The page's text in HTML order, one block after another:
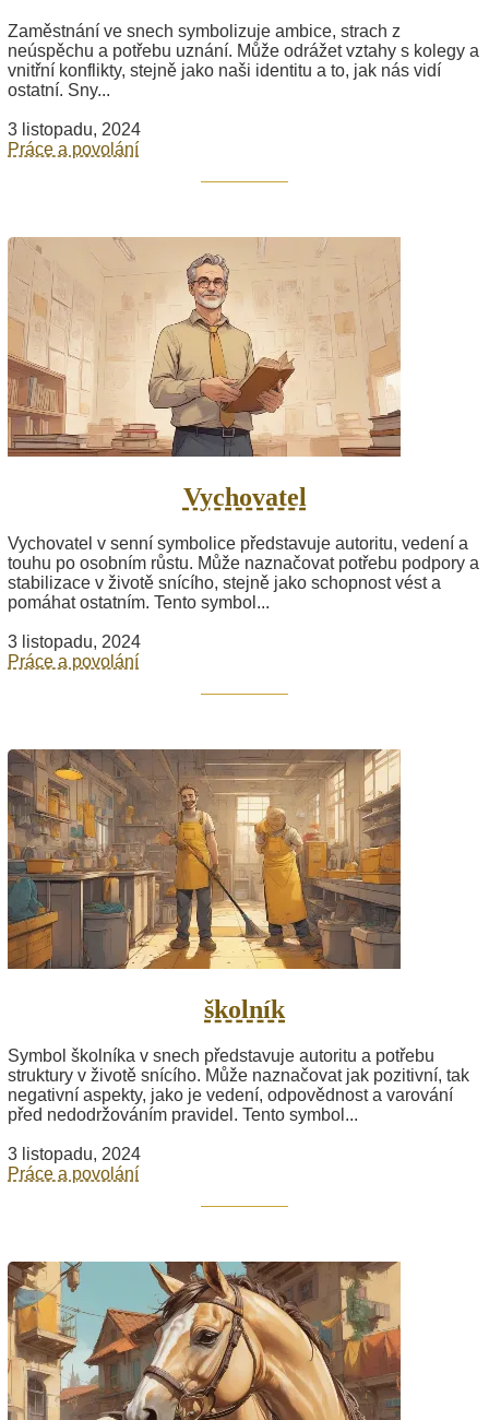
Zaměstnání ve snech symbolizuje ambice, strach z
neúspěchu a potřebu uznání. Může odrážet vztahy s kolegy a
vnitřní konflikty, stejně jako naši identitu a to, jak nás vidí
ostatní. Sny...
3 listopadu, 2024
Práce a povolání
Vychovatel
Vychovatel v senní symbolice představuje autoritu, vedení a
touhu po osobním růstu. Může naznačovat potřebu podpory a
stabilizace v životě snícího, stejně jako schopnost vést a
pomáhat ostatním. Tento symbol...
3 listopadu, 2024
Práce a povolání
školník
Symbol školníka v snech představuje autoritu a potřebu
struktury v životě snícího. Může naznačovat jak pozitivní, tak
negativní aspekty, jako je vedení, odpovědnost a varování
před nedodržováním pravidel. Tento symbol...
3 listopadu, 2024
Práce a povolání